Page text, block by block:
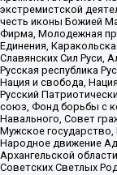
экстремистской
честь иконы Божией
Фирма, Молодежная
Единения,
Славянских Сил Руси,
Русская республика
Нация и свобода,
Русский
союз, Фонд борьбы с
Навального, Совет
Мужское государство,
Народное движение
Архангельской
Советских Светлых